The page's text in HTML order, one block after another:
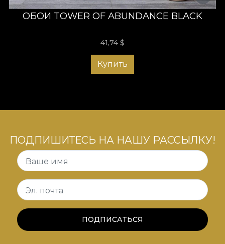
ОБОИ TOWER OF ABUNDANCE BLACK
41,74 $
Купить
ПОДПИШИТЕСЬ НА НАШУ РАССЫЛКУ!
Ваше имя
Эл. почта
ПОДПИСАТЬСЯ